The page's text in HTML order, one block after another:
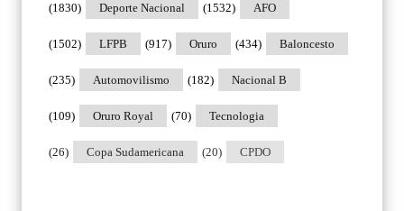
Deporte Nacional
(1830) AFO
(1532)
LFPB
(1502) Oruro
(917) Baloncesto
(434)
Automovilismo
(235) Nacional B
(182)
Oruro Royal
(109) Tecnologia
(70)
Copa Sudamericana
(26) CPDO
(20)